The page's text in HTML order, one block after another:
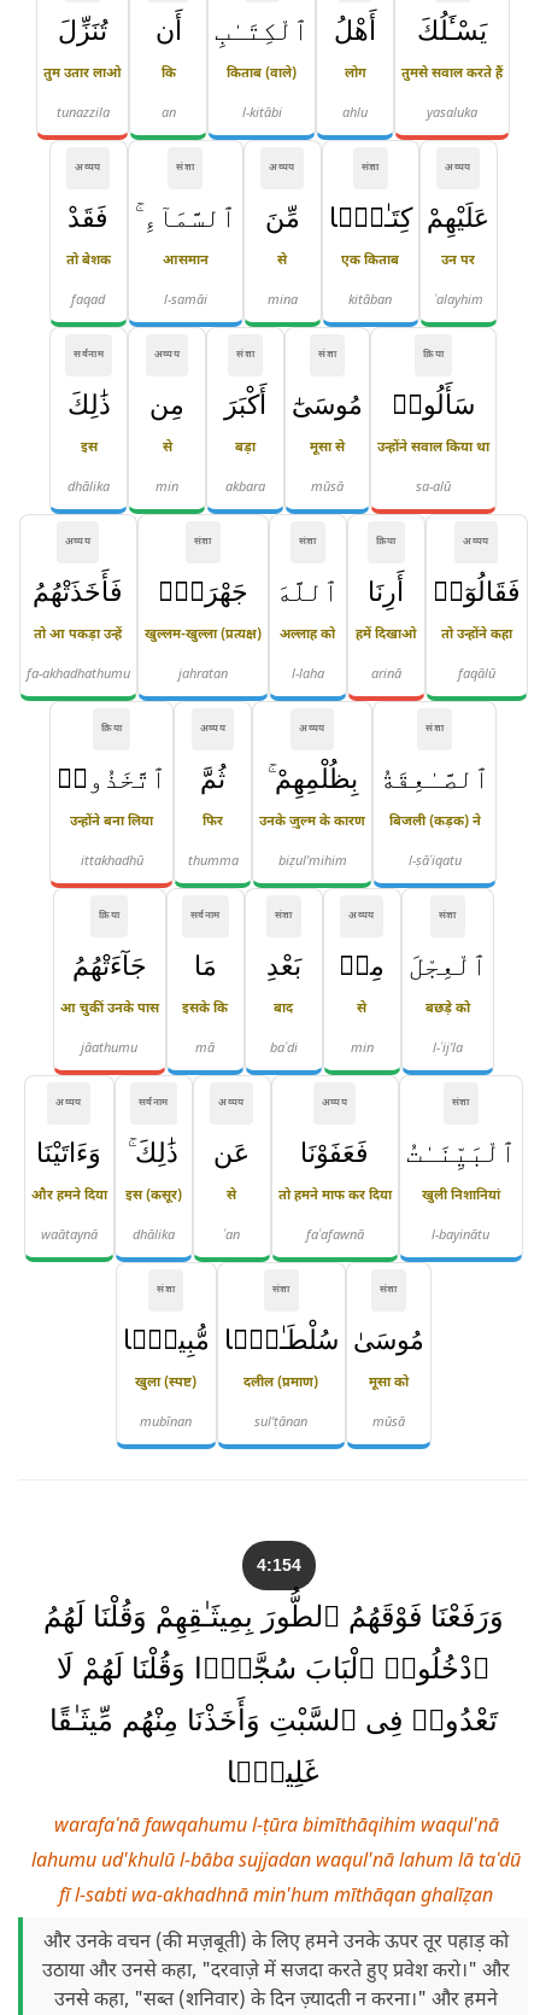
يَسْـَٔلُكَ
तुमसे सवाल करते हैं
yasaluka
أَهْلُ
लोग
ahlu
ٱلْكِتَـٰبِ
किताब (वाले)
l-kitābi
أَن
कि
an
تُنَزِّلَ
तुम उतार लाओ
tunazzila
अव्यय
عَلَيْهِمْ
उन पर
ʿalayhim
संज्ञा
كِتَـٰبًۭا
एक किताब
kitāban
अव्यय
مِّنَ
से
mina
संज्ञा
ٱلسَّمَآءِ ۚ
आसमान
l-samāi
अव्यय
فَقَدْ
तो बेशक
faqad
क्रिया
سَأَلُوا۟
उन्होंने सवाल किया था
sa-alū
संज्ञा
مُوسَىٰٓ
मूसा से
mūsā
संज्ञा
أَكْبَرَ
बड़ा
akbara
अव्यय
مِن
से
min
सर्वनाम
ذَٰلِكَ
इस
dhālika
अव्यय
فَقَالُوٓا۟
तो उन्होंने कहा
faqālū
क्रिया
أَرِنَا
हमें दिखाओ
arinā
संज्ञा
ٱللَّهَ
अल्लाह को
l-laha
संज्ञा
جَهْرَةًۭ
खुल्लम-खुल्ला (प्रत्यक्ष)
jahratan
अव्यय
فَأَخَذَتْهُمُ
तो आ पकड़ा उन्हें
fa-akhadhathumu
संज्ञा
ٱلصَّـٰعِقَةُ
बिजली (कड़क) ने
l-ṣāʿiqatu
अव्यय
بِظُلْمِهِمْ ۚ
उनके ज़ुल्म के कारण
biẓul'mihim
अव्यय
ثُمَّ
फिर
thumma
क्रिया
ٱتَّخَذُوا۟
उन्होंने बना लिया
ittakhadhū
संज्ञा
ٱلْعِجْلَ
बछड़े को
l-ʿij'la
अव्यय
مِنۢ
से
min
संज्ञा
بَعْدِ
बाद
baʿdi
सर्वनाम
مَا
इसके कि
mā
क्रिया
جَآءَتْهُمُ
आ चुकीं उनके पास
jāathumu
संज्ञा
ٱلْبَيِّنَـٰتُ
खुली निशानियां
l-bayinātu
अव्यय
فَعَفَوْنَا
तो हमने माफ कर दिया
faʿafawnā
अव्यय
عَن
से
ʿan
सर्वनाम
ذَٰلِكَ ۚ
इस (कसूर)
dhālika
अव्यय
وَءَاتَيْنَا
और हमने दिया
waātaynā
संज्ञा
مُوسَىٰ
मूसा को
mūsā
संज्ञा
سُلْطَـٰنًۭا
दलील (प्रमाण)
sul'ṭānan
संज्ञा
مُّبِينًۭا
खुला (स्पष्ट)
mubīnan
4:154
وَرَفَعْنَا فَوْقَهُمُ ٱلطُّورَ بِمِيثَـٰقِهِمْ وَقُلْنَا لَهُمُ
ٱدْخُلُوا۟ ٱلْبَابَ سُجَّدًۭا وَقُلْنَا لَهُمْ لَا
تَعْدُوا۟ فِى ٱلسَّبْتِ وَأَخَذْنَا مِنْهُم مِّيثَـٰقًا
غَلِيظًۭا
warafaʿnā fawqahumu l-ṭūra bimīthāqihim waqul'nā
lahumu ud'khulū l-bāba sujjadan waqul'nā lahum lā taʿdū
fī l-sabti wa-akhadhnā min'hum mīthāqan ghalīẓan
और उनके वचन (की मज़बूती) के लिए हमने उनके ऊपर तूर पहाड़ को
उठाया और उनसे कहा, "दरवाज़े में सजदा करते हुए प्रवेश करो।" और
उनसे कहा, "सब्त (शनिवार) के दिन ज़्यादती न करना।" और हमने